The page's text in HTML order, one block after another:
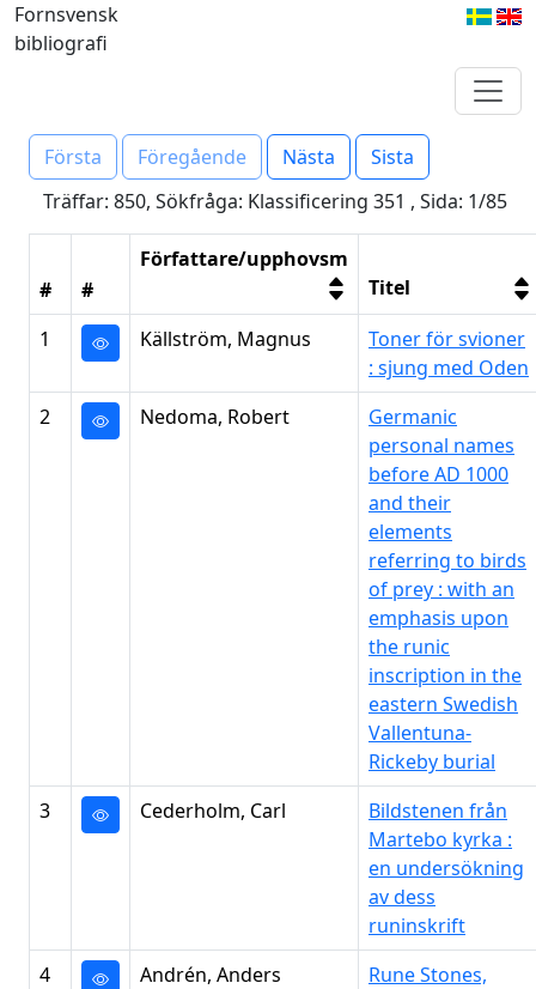
Fornsvensk
bibliografi
Första Föregående Nästa
Sista
Träffar: 850, Sökfråga: Klassificering 351 , Sida: 1/85
# #
Författare/upphovsm
Titel
1
Källström, Magnus
Toner för svioner
: sjung med Oden
2
Nedoma, Robert
Germanic
personal names
before AD 1000
and their
elements
referring to birds
of prey : with an
emphasis upon
the runic
inscription in the
eastern Swedish
Vallentuna-
Rickeby burial
3
Cederholm, Carl
Bildstenen från
Martebo kyrka :
en undersökning
av dess
runinskrift
4
Andrén, Anders
Rune Stones,